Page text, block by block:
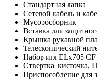
Стандартная лапка
Сетевой кабель и
Мусоросборник
Вставка для
Крышка рукавной
Телескопический
Набор игл ELx705
Отвертка, кисточка,
Приспособление для